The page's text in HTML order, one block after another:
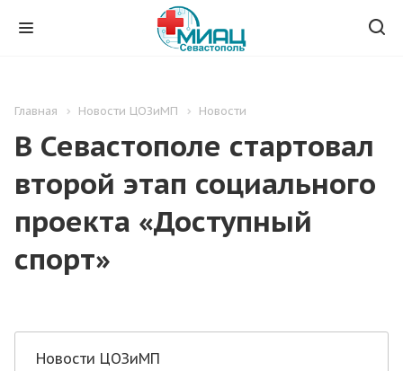
Главная Новости ЦОЗиМП Новости
В Севастополе стартовал
второй этап социального
проекта «Доступный
спорт»
Новости ЦОЗиМП